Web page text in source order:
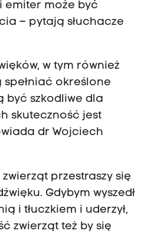
emiter może być
– pytają słuchacze
w tym również
spełniać określone
być szkodliwe dla
skuteczność jest
dr Wojciech
zwierząt przestraszy się
Gdybym wyszedł
i tłuczkiem i uderzył,
zwierząt też by się